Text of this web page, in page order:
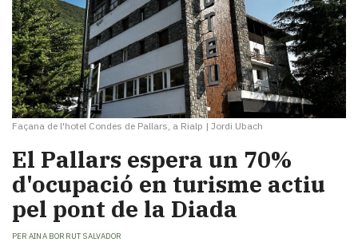
Façana de l'hotel Condes de Pallars, a Rialp | Jordi Ubach
El Pallars espera un 70%
d'ocupació en turisme actiu
pel pont de la Diada
PER AINA BORRUT SALVADOR